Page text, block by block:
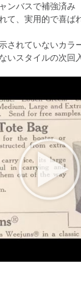
ンバスで補強済み
て、実用的で喜ば
されていないカラ
いスタイルの次回